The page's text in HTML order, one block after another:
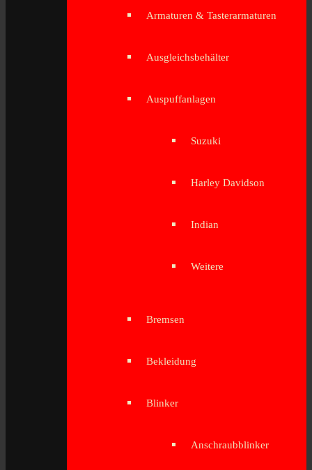
Armaturen & Tasterarmaturen
Ausgleichsbehälter
Auspuffanlagen
Suzuki
Harley Davidson
Indian
Weitere
Bremsen
Bekleidung
Blinker
Anschraubblinker